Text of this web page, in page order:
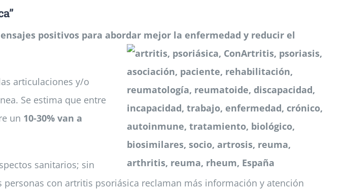
positivos para abordar mejor la enfermedad y reducir el
articulaciones y/o
Se estima que entre
un 10-30% van a
sanitarios; sin
con artritis psoriásica reclaman más información y atención